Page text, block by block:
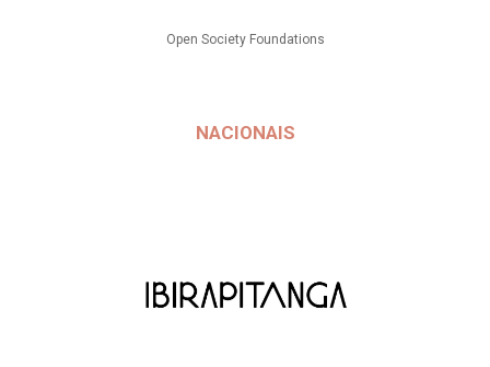
Open Society Foundations
NACIONAIS